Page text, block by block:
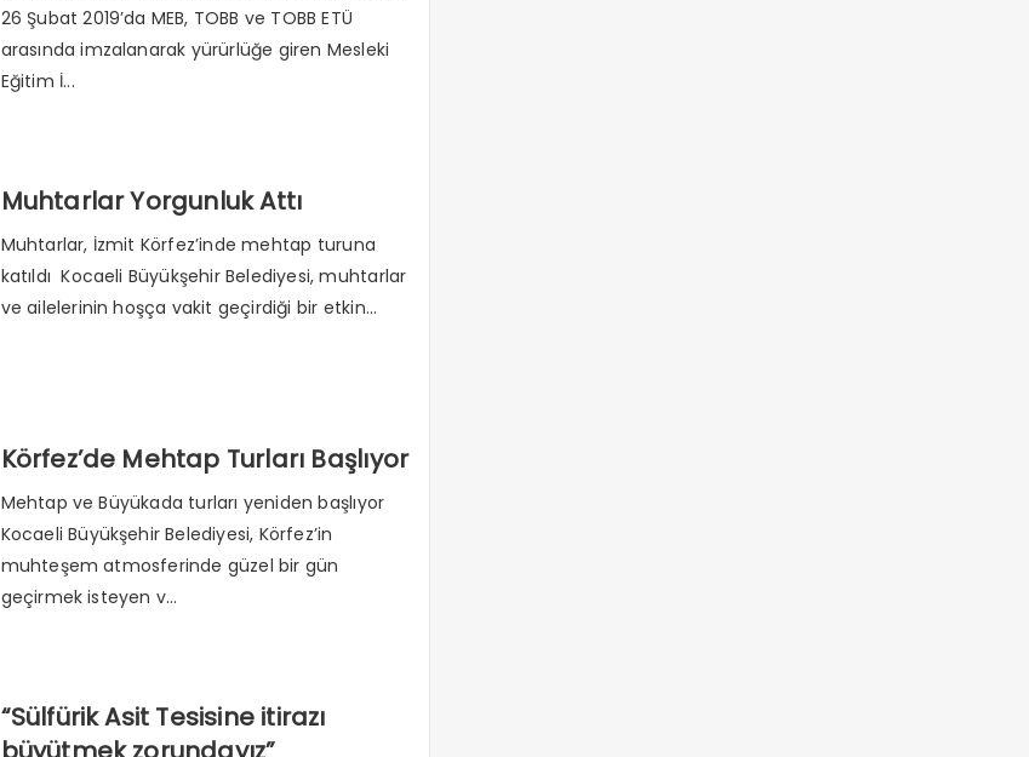
26 Şubat 2019’da MEB, TOBB ve TOBB ETÜ
arasında imzalanarak yürürlüğe giren Mesleki
Eğitim İ...
Muhtarlar Yorgunluk Attı
Muhtarlar, İzmit Körfez’inde mehtap turuna
katıldı Kocaeli Büyükşehir Belediyesi, muhtarlar
ve ailelerinin hoşça vakit geçirdiği bir etkin...
Körfez’de Mehtap Turları Başlıyor
Mehtap ve Büyükada turları yeniden başlıyor
Kocaeli Büyükşehir Belediyesi, Körfez’in
muhteşem atmosferinde güzel bir gün
geçirmek isteyen v...
“Sülfürik Asit Tesisine itirazı